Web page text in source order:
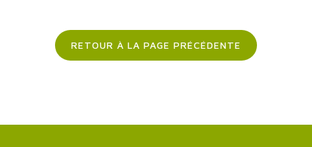
RETOUR À LA PAGE PRÉCÉDENTE